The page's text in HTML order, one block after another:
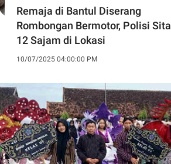
Remaja di Bantul Diserang
Rombongan Bermotor, Polisi Sita
12 Sajam di Lokasi
10/07/2025 04:00:00 PM